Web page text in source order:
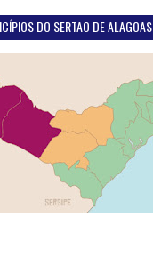
DO SERTÃO DE ALAGOAS